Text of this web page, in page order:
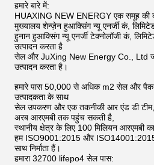
हमारे बारे में:
HUAXING NEW ENERGY एक समूह की
मुख्यालय शेन्ज़ेन हुआक्सिंग न्यू एनर्जी कं,
हुनान हुआक्सिंग न्यू एनर्जी टेक्नोलॉजी कं,
उत्पादन करता है
सेल और JuXing New Energy Co., Ltd
उत्पादन करता है।
हमारे पास 50,000 से अधिक m2 सेल और पैक
उत्पादकता के साथ
सेल उपकरण और एक तकनीकी आर एंड डी टीम,
अरब आरएमबी तक पहुंच सकती है,
स्थानीय क्षेत्र के लिए 100 मिलियन आरएमबी
हम ISO9001:2015 और
साथ निर्माता हैं।
हमारा 32700 lifepo4 सेल पास: